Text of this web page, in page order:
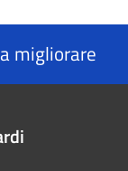
migliorare